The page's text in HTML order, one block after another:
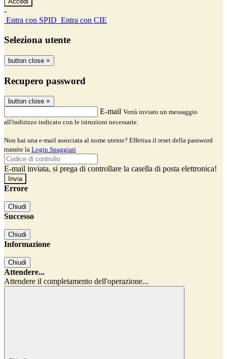
-
Entra con SPID Entra con CIE
Seleziona utente
button close ×
Recupero password
button close ×
E-mail Verrà inviato un messaggio
all'indirizzo indicato con le istruzioni necessarie.
Non hai una e-mail associata al nome utente? Effettua il reset della password
tramite la Login Spaggiari
E-mail inviata, si prega di controllare la casella di posta elettronica!
Errore
Chiudi
Successo
Chiudi
Informazione
Chiudi
Attendere...
Attendere il completamento dell'operazione...